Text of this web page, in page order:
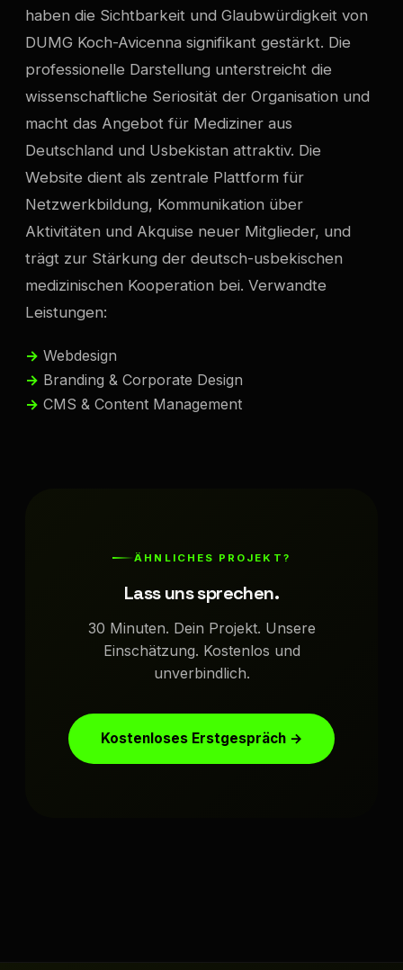
haben die Sichtbarkeit und Glaubwürdigkeit von
DUMG Koch-Avicenna signifikant gestärkt. Die
professionelle Darstellung unterstreicht die
wissenschaftliche Seriosität der Organisation und
macht das Angebot für Mediziner aus
Deutschland und Usbekistan attraktiv. Die
Website dient als zentrale Plattform für
Netzwerkbildung, Kommunikation über
Aktivitäten und Akquise neuer Mitglieder, und
trägt zur Stärkung der deutsch-usbekischen
medizinischen Kooperation bei. Verwandte
Leistungen:
Webdesign
Branding & Corporate Design
CMS & Content Management
ÄHNLICHES PROJEKT?
Lass uns sprechen.
30 Minuten. Dein Projekt. Unsere
Einschätzung. Kostenlos und
unverbindlich.
Kostenloses Erstgespräch →